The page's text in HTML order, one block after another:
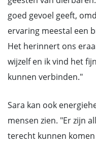
goed gevoel geeft,
ervaring meestal een
Het herinnert ons
wijzelf en ik vind het
kunnen verbinden."
Sara kan ook
mensen zien. "Er zijn
terecht kunnen